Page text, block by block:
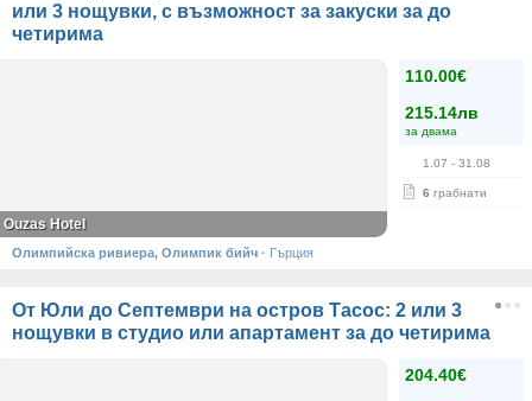
или 3 нощувки, с възможност за закуски за до
четирима
110.00€
215.14лв
за двама
1.07 - 31.08
6 грабнати
Ouzas Hotel
Олимпийска ривиера, Олимпик бийч · Гърция
От Юли до Септември на остров Тасос: 2 или 3
нощувки в студио или апартамент за до четирима
204.40€